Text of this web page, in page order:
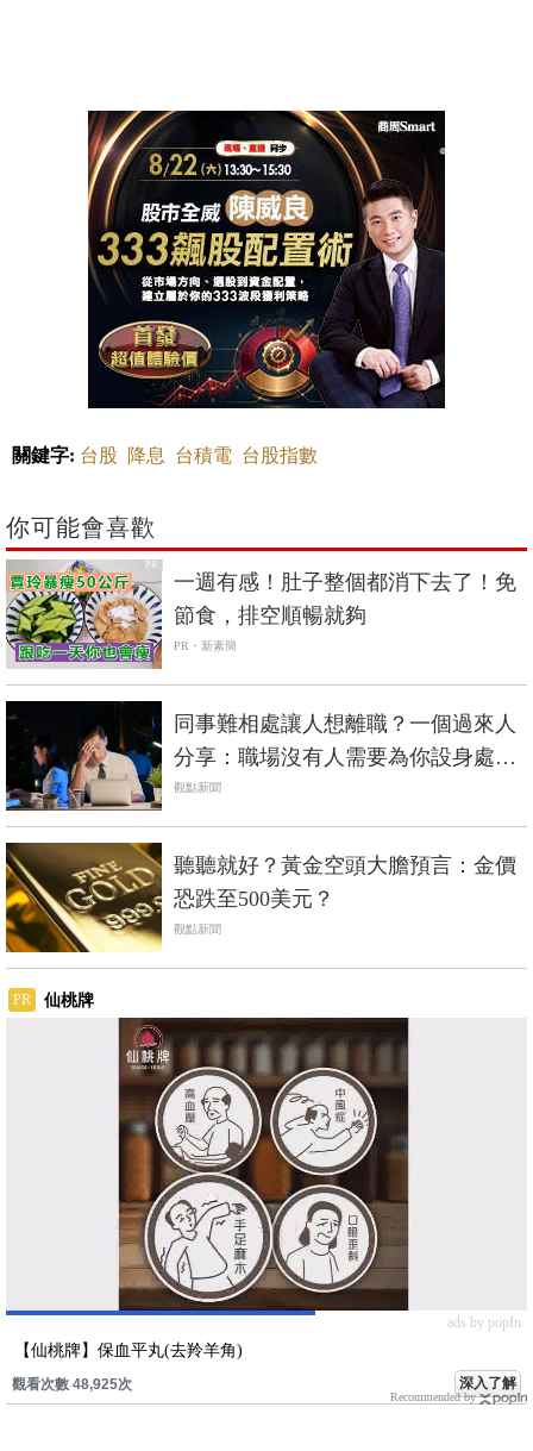
關鍵字: 台股 降息 台積電 台股指數
你可能會喜歡
PR
一週有感！肚子整個都消下去了！免
節食，排空順暢就夠
PR・新素簡
同事難相處讓人想離職？一個過來人
分享：職場沒有人需要為你設身處
地，想生存唯有面對
觀點新聞
聽聽就好？黃金空頭大膽預言：金價
恐跌至500美元？
觀點新聞
PR 仙桃牌
ads by popIn
【仙桃牌】保血平丸(去羚羊角)
觀看次數 48,925次 深入了解
Recommended by